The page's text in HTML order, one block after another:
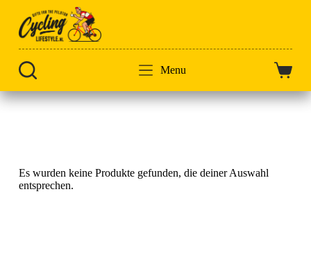
Zum
Inhalt
springen
Menu
Es wurden keine Produkte gefunden, die deiner Auswahl
entsprechen.